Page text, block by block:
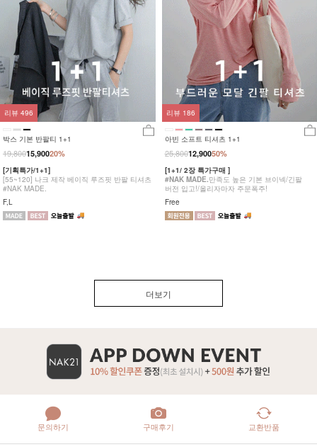
박스 기본 반팔티 1+1
20%
19,80015,900
[기획특가/1+1]
[55~120] 나크 제작 베이직 루즈핏 반팔 티셔츠
#NAK MADE.
F,L
리뷰 496
아빈 소프트 티셔츠 1+1
50%
25,80012,900
[1+1/ 2장 특가구매 ]
#NAK MADE.만족도 높은 기본 브이넥/긴팔
버전 입고!/올리자마자 주문폭주!
Free
리뷰 186
더보기
문의하기 구매후기 교환반품